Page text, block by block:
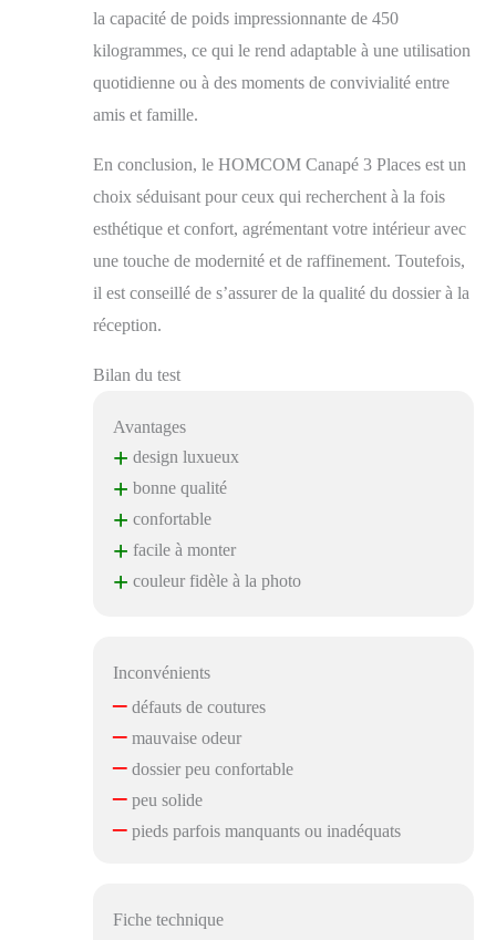
la capacité de poids impressionnante de 450
kilogrammes, ce qui le rend adaptable à une utilisation
quotidienne ou à des moments de convivialité entre
amis et famille.
En conclusion, le HOMCOM Canapé 3 Places est un
choix séduisant pour ceux qui recherchent à la fois
esthétique et confort, agrémentant votre intérieur avec
une touche de modernité et de raffinement. Toutefois,
il est conseillé de s’assurer de la qualité du dossier à la
réception.
Bilan du test
Avantages
+ design luxueux
+ bonne qualité
+ confortable
+ facile à monter
+ couleur fidèle à la photo
Inconvénients
–défauts de coutures
–mauvaise odeur
–dossier peu confortable
–peu solide
–pieds parfois manquants ou inadéquats
Fiche technique